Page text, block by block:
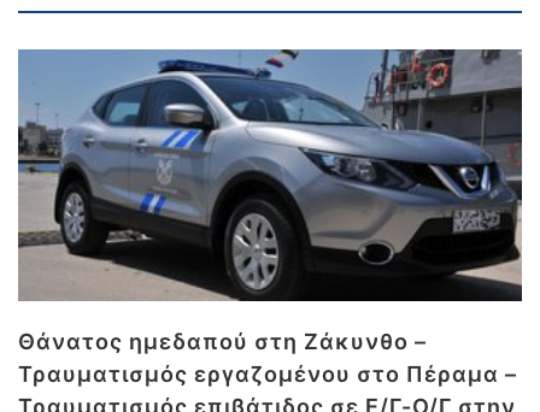
Θάνατος ημεδαπού στη Ζάκυνθο –
Τραυματισμός εργαζομένου στο Πέραμα –
Τραυματισμός επιβάτιδος σε Ε/Γ-Ο/Γ στην